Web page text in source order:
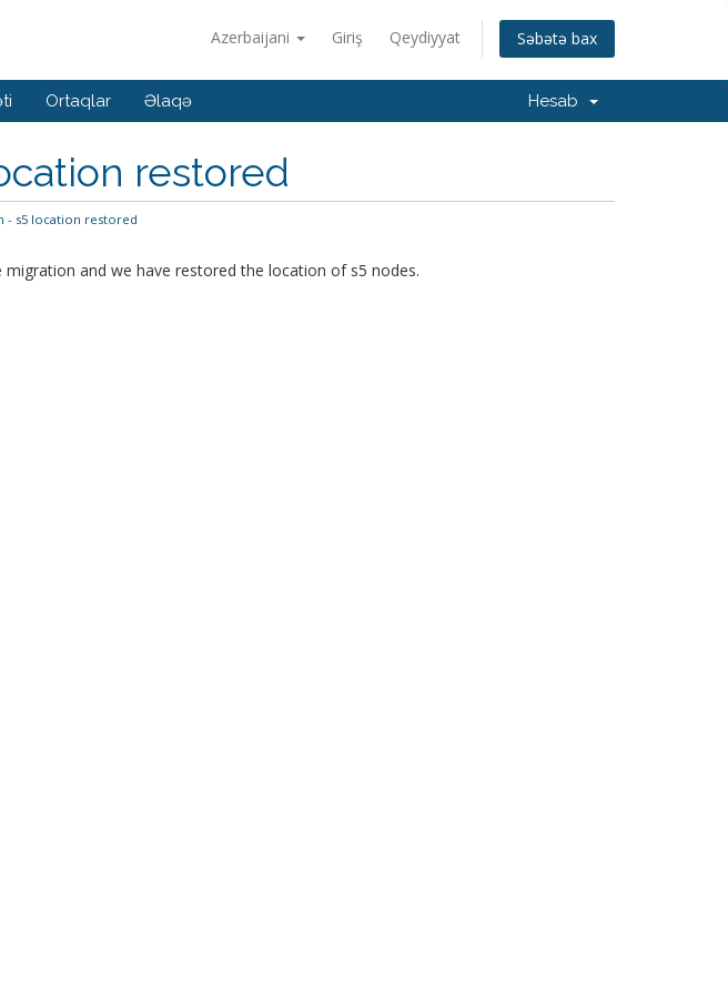
Azerbaijani Giriş Qeydiyyat Səbətə bax
Ortaqlar Əlaqə Hesab
restored
- s5 location restored
and we have restored the location of s5 nodes.